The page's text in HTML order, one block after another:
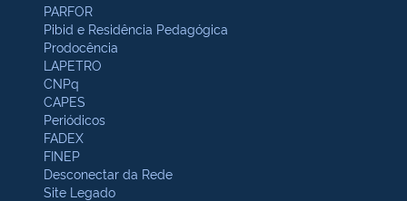
PARFOR
Pibid e Residência Pedagógica
Prodocência
LAPETRO
CNPq
CAPES
Periódicos
FADEX
FINEP
Desconectar da Rede
Site Legado